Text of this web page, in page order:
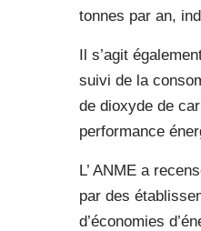
tonnes par an,
Il s’agit
suivi de la
de dioxyde de
performance
L’ ANME a
par des
d’économies